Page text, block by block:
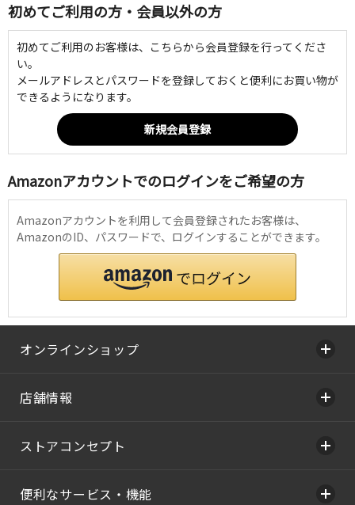
初めてご利用の方・会員以外の方
初めてご利用のお客様は、こちらから会員登録を行ってくださ
い。
メールアドレスとパスワードを登録しておくと便利にお買い物が
できるようになります。
Amazonアカウントでのログインをご希望の方
Amazonアカウントを利用して会員登録されたお客様は、
AmazonのID、パスワードで、ログインすることができます。
オンラインショップ
店舗情報
ストアコンセプト
便利なサービス・機能